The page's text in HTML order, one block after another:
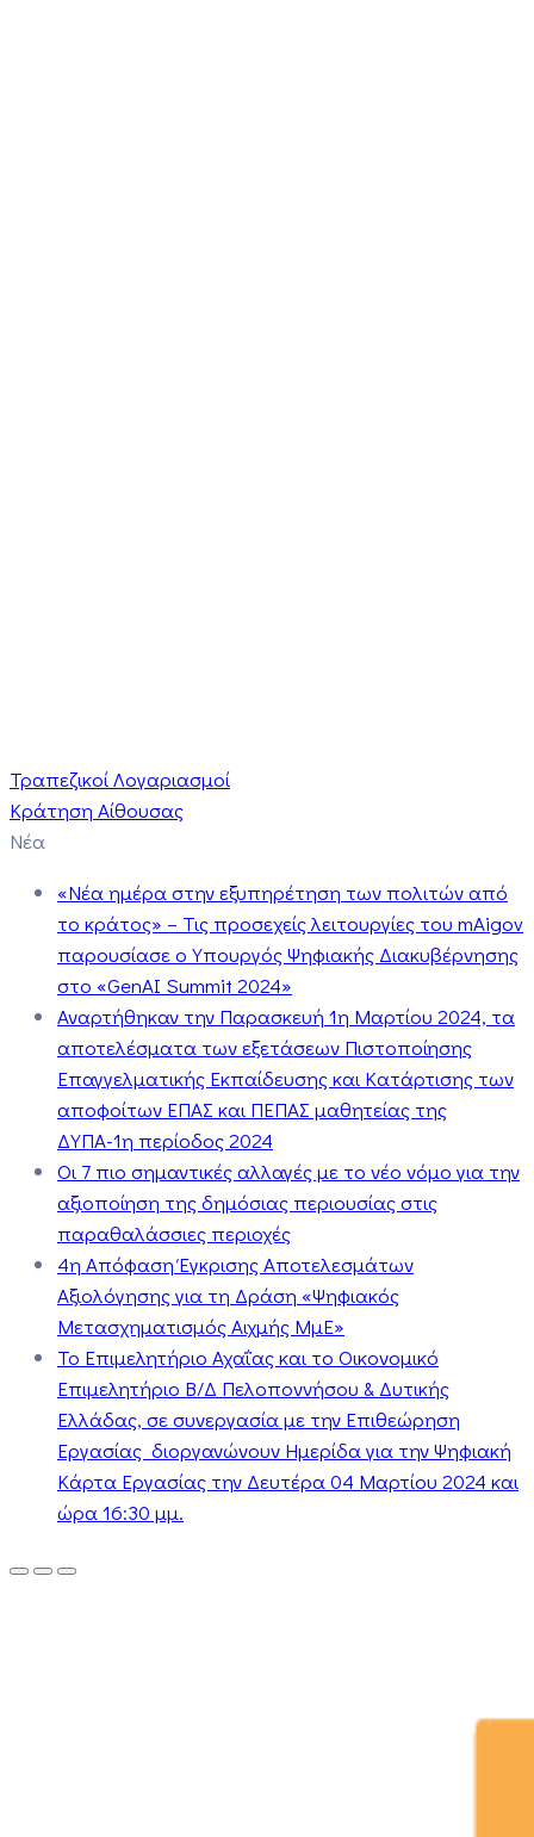
Τραπεζικοί Λογαριασμοί
Κράτηση Αίθουσας
Νέα
«Νέα ημέρα στην εξυπηρέτηση των πολιτών από
το κράτος» – Τις προσεχείς λειτουργίες του mAigov
παρουσίασε ο Υπουργός Ψηφιακής Διακυβέρνησης
στο «GenAI Summit 2024»
Αναρτήθηκαν την Παρασκευή 1η Μαρτίου 2024, τα
αποτελέσματα των εξετάσεων Πιστοποίησης
Επαγγελματικής Εκπαίδευσης και Κατάρτισης των
αποφοίτων ΕΠΑΣ και ΠΕΠΑΣ μαθητείας της
ΔΥΠΑ-1η περίοδος 2024
Οι 7 πιο σημαντικές αλλαγές με το νέο νόμο για την
αξιοποίηση της δημόσιας περιουσίας στις
παραθαλάσσιες περιοχές
4η Απόφαση Έγκρισης Αποτελεσμάτων
Αξιολόγησης για τη Δράση «Ψηφιακός
Μετασχηματισμός Αιχμής ΜμΕ»
Το Επιμελητήριο Αχαΐας και το Οικονομικό
Επιμελητήριο Β/Δ Πελοποννήσου & Δυτικής
Ελλάδας, σε συνεργασία με την Επιθεώρηση
Εργασίας διοργανώνουν Ημερίδα για την Ψηφιακή
Κάρτα Εργασίας την Δευτέρα 04 Μαρτίου 2024 και
ώρα 16:30 μμ.